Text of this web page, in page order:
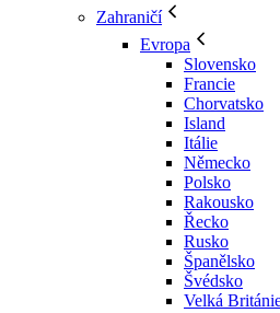
Zahraničí
Evropa
Slovensko
Francie
Chorvatsko
Island
Itálie
Německo
Polsko
Rakousko
Řecko
Rusko
Španělsko
Švédsko
Velká